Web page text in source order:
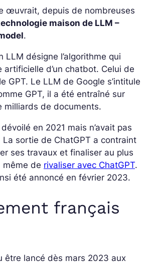
œuvrait, depuis de nombreuses
maison de LLM –
.
LLM désigne l’algorithme qui
artificielle d’un chatbot. Celui de
GPT. Le LLM de Google s’intitule
GPT, il a été entraîné sur
milliards de documents.
en 2021 mais n’avait pas
sortie de ChatGPT a contraint
ses travaux et finaliser au plus
de rivaliser avec ChatGPT.
été annoncé en février 2023.
français
être lancé dès mars 2023 aux